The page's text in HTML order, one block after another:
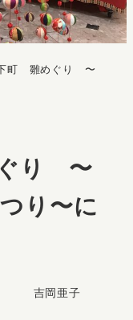
町 雛めぐり 〜
り 〜
り〜に
吉岡亜子